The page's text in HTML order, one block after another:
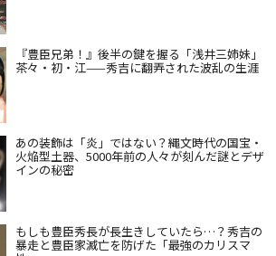
『豊臣兄弟！』後半の鍵を握る「浅井三姉妹」
茶々・初・江——秀吉に翻弄された波乱の生涯
あの装飾は「炎」ではない？縄文時代の国宝・
火焔型土器、5000年前の人々が刻んだ謎とデザ
インの秘密
もしも豊臣秀長が長生きしていたら…？秀吉の
暴走と豊臣家滅亡を防げた「最強のカリスマ